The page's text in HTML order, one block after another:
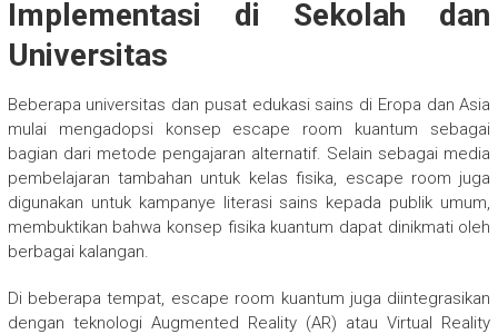
Implementasi di Sekolah dan
Universitas
Beberapa universitas dan pusat edukasi sains di Eropa dan Asia
mulai mengadopsi konsep escape room kuantum sebagai
bagian dari metode pengajaran alternatif. Selain sebagai media
pembelajaran tambahan untuk kelas fisika, escape room juga
digunakan untuk kampanye literasi sains kepada publik umum,
membuktikan bahwa konsep fisika kuantum dapat dinikmati oleh
berbagai kalangan.
Di beberapa tempat, escape room kuantum juga diintegrasikan
dengan teknologi Augmented Reality (AR) atau Virtual Reality